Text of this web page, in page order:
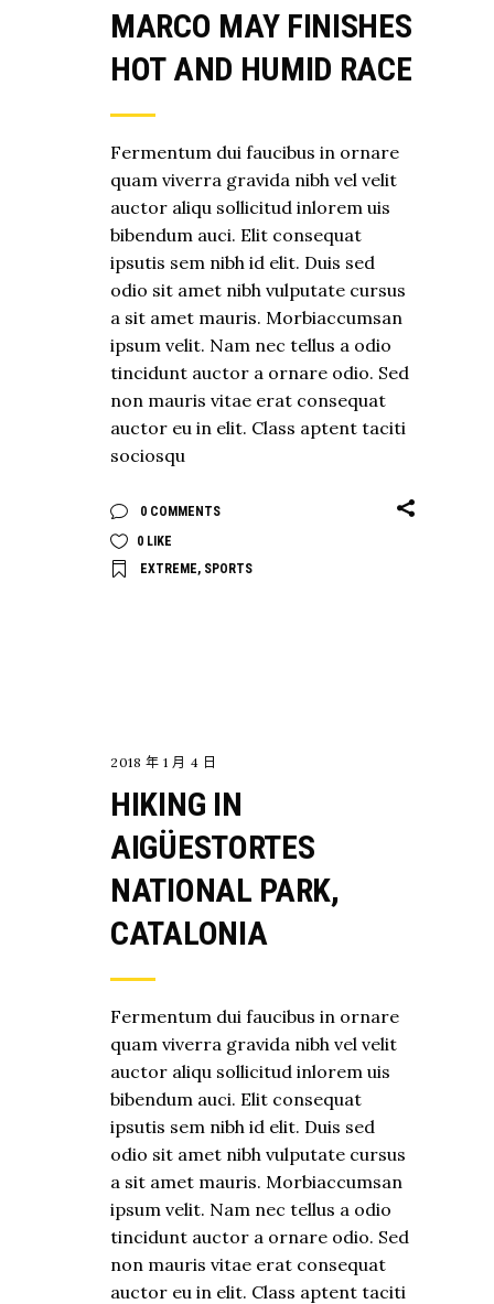
MARCO MAY FINISHES
HOT AND HUMID RACE
Fermentum dui faucibus in ornare
quam viverra gravida nibh vel velit
auctor aliqu sollicitud inlorem uis
bibendum auci. Elit consequat
ipsutis sem nibh id elit. Duis sed
odio sit amet nibh vulputate cursus
a sit amet mauris. Morbiaccumsan
ipsum velit. Nam nec tellus a odio
tincidunt auctor a ornare odio. Sed
non mauris vitae erat consequat
auctor eu in elit. Class aptent taciti
sociosqu
0 COMMENTS
0 LIKE
EXTREME, SPORTS
2018 年 1 月 4 日
HIKING IN
AIGÜESTORTES
NATIONAL PARK,
CATALONIA
Fermentum dui faucibus in ornare
quam viverra gravida nibh vel velit
auctor aliqu sollicitud inlorem uis
bibendum auci. Elit consequat
ipsutis sem nibh id elit. Duis sed
odio sit amet nibh vulputate cursus
a sit amet mauris. Morbiaccumsan
ipsum velit. Nam nec tellus a odio
tincidunt auctor a ornare odio. Sed
non mauris vitae erat consequat
auctor eu in elit. Class aptent taciti